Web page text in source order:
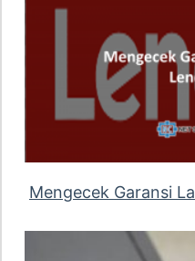
Mengecek Garansi